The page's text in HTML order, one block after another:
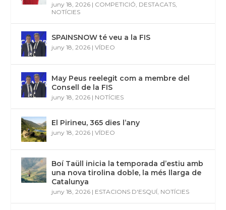
juny 18, 2026 | COMPETICIÓ, DESTACATS,
NOTÍCIES
SPAINSNOW té veu a la FIS
juny 18, 2026 |VÍDEO
May Peus reelegit com a membre del
Consell de la FIS
juny 18, 2026 | NOTÍCIES
El Pirineu, 365 dies l’any
juny 18, 2026 |VÍDEO
Boí Taüll inicia la temporada d’estiu amb
una nova tirolina doble, la més llarga de
Catalunya
juny 18, 2026 | ESTACIONS D'ESQUÍ, NOTÍCIES